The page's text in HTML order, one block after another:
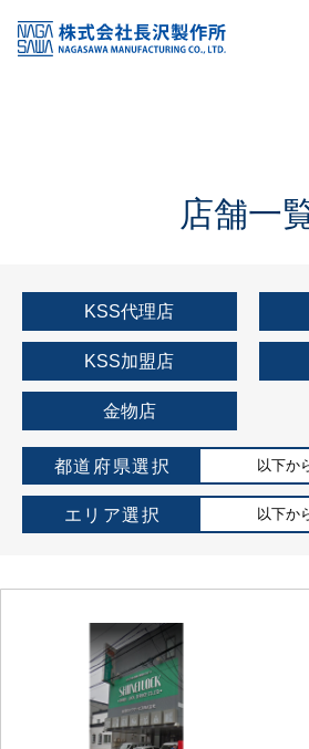
KSS加盟店・取扱店情報
店舗一覧
店舗一
KSS代理店
KSS加盟店
金物店
都道府県選択 以下か
エリア選択 以下か